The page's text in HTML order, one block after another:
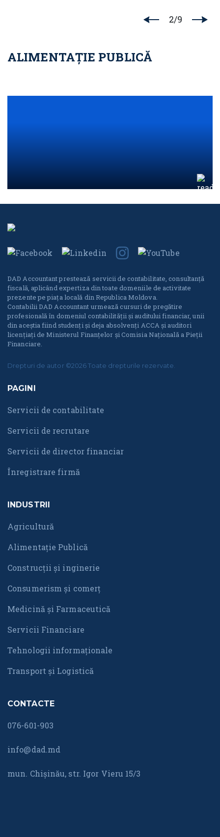
2/9
ALIMENTAȚIE PUBLICĂ
DAD Accountant prestează servicii de contabilitate, consultanță
fiscală, aplicând expertiza din toate domeniile de activitate
prezente pe piața locală din Republica Moldova.
Contabilii DAD Accountant urmează cursuri de pregătire
profesională în domeniul contabilității și auditului financiar, unii
din aceștia fiind studenți și deja absolvenți ACCA și auditori
licențiați de Ministerul Finanțelor și Comisia Națională a Pieții
Financiare.
Drepturi de autor ©2026 Toate drepturile rezervate.
PAGINI
Servicii de contabilitate
Servicii de recrutare
Servicii de director financiar
Înregistrare firmă
INDUSTRII
Agricultură
Alimentație Publică
Construcții și inginerie
Consumerism și comerț
Medicină și Farmaceutică
Servicii Financiare
Tehnologii informaționale
Transport și Logistică
CONTACTE
076-601-903
info@dad.md
mun. Chișinău, str. Igor Vieru 15/3